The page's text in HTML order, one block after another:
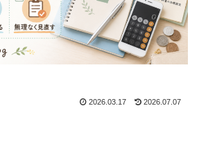
2026.03.17 2026.07.07